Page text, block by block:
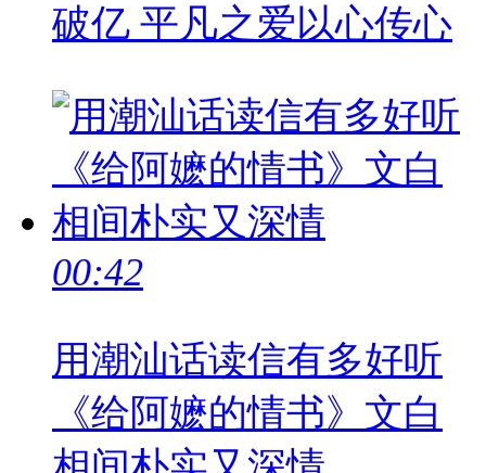
破亿 平凡之爱以心传心
00:42
用潮汕话读信有多好听
《给阿嬷的情书》文白